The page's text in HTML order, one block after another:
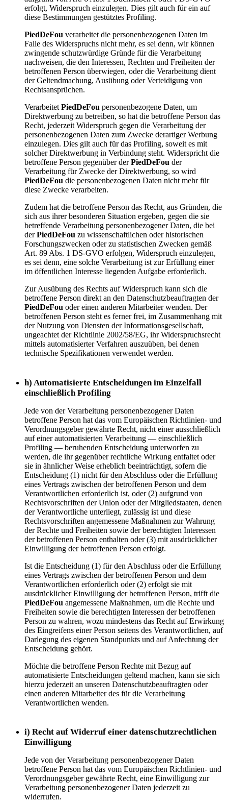
erfolgt, Widerspruch einzulegen. Dies gilt auch für ein auf
diese Bestimmungen gestütztes Profiling.
PiedDeFou verarbeitet die personenbezogenen Daten im
Falle des Widerspruchs nicht mehr, es sei denn, wir können
zwingende schutzwürdige Gründe für die Verarbeitung
nachweisen, die den Interessen, Rechten und Freiheiten der
betroffenen Person überwiegen, oder die Verarbeitung dient
der Geltendmachung, Ausübung oder Verteidigung von
Rechtsansprüchen.
Verarbeitet PiedDeFou personenbezogene Daten, um
Direktwerbung zu betreiben, so hat die betroffene Person das
Recht, jederzeit Widerspruch gegen die Verarbeitung der
personenbezogenen Daten zum Zwecke derartiger Werbung
einzulegen. Dies gilt auch für das Profiling, soweit es mit
solcher Direktwerbung in Verbindung steht. Widerspricht die
betroffene Person gegenüber derPiedDeFou der
Verarbeitung für Zwecke der Direktwerbung, so wird
PiedDeFou die personenbezogenen Daten nicht mehr für
diese Zwecke verarbeiten.
Zudem hat die betroffene Person das Recht, aus Gründen, die
sich aus ihrer besonderen Situation ergeben, gegen die sie
betreffende Verarbeitung personenbezogener Daten, die bei
derPiedDeFou zu wissenschaftlichen oder historischen
Forschungszwecken oder zu statistischen Zwecken gemäß
Art. 89 Abs. 1 DS-GVO erfolgen, Widerspruch einzulegen,
es sei denn, eine solche Verarbeitung ist zur Erfüllung einer
im öffentlichen Interesse liegenden Aufgabe erforderlich.
Zur Ausübung des Rechts auf Widerspruch kann sich die
betroffene Person direkt an den Datenschutzbeauftragten der
PiedDeFou oder einen anderen Mitarbeiter wenden. Der
betroffenen Person steht es ferner frei, im Zusammenhang mit
der Nutzung von Diensten der Informationsgesellschaft,
ungeachtet der Richtlinie 2002/58/EG, ihr Widerspruchsrecht
mittels automatisierter Verfahren auszuüben, bei denen
technische Spezifikationen verwendet werden.
h) Automatisierte Entscheidungen im Einzelfall
einschließlich Profiling
Jede von der Verarbeitung personenbezogener Daten
betroffene Person hat das vom Europäischen Richtlinien- und
Verordnungsgeber gewährte Recht, nicht einer ausschließlich
auf einer automatisierten Verarbeitung — einschließlich
Profiling — beruhenden Entscheidung unterworfen zu
werden, die ihr gegenüber rechtliche Wirkung entfaltet oder
sie in ähnlicher Weise erheblich beeinträchtigt, sofern die
Entscheidung (1) nicht für den Abschluss oder die Erfüllung
eines Vertrags zwischen der betroffenen Person und dem
Verantwortlichen erforderlich ist, oder (2) aufgrund von
Rechtsvorschriften der Union oder der Mitgliedstaaten, denen
der Verantwortliche unterliegt, zulässig ist und diese
Rechtsvorschriften angemessene Maßnahmen zur Wahrung
der Rechte und Freiheiten sowie der berechtigten Interessen
der betroffenen Person enthalten oder (3) mit ausdrücklicher
Einwilligung der betroffenen Person erfolgt.
Ist die Entscheidung (1) für den Abschluss oder die Erfüllung
eines Vertrags zwischen der betroffenen Person und dem
Verantwortlichen erforderlich oder (2) erfolgt sie mit
ausdrücklicher Einwilligung der betroffenen Person, trifft die
PiedDeFou angemessene Maßnahmen, um die Rechte und
Freiheiten sowie die berechtigten Interessen der betroffenen
Person zu wahren, wozu mindestens das Recht auf Erwirkung
des Eingreifens einer Person seitens des Verantwortlichen, auf
Darlegung des eigenen Standpunkts und auf Anfechtung der
Entscheidung gehört.
Möchte die betroffene Person Rechte mit Bezug auf
automatisierte Entscheidungen geltend machen, kann sie sich
hierzu jederzeit an unseren Datenschutzbeauftragten oder
einen anderen Mitarbeiter des für die Verarbeitung
Verantwortlichen wenden.
i) Recht auf Widerruf einer datenschutzrechtlichen
Einwilligung
Jede von der Verarbeitung personenbezogener Daten
betroffene Person hat das vom Europäischen Richtlinien- und
Verordnungsgeber gewährte Recht, eine Einwilligung zur
Verarbeitung personenbezogener Daten jederzeit zu
widerrufen.